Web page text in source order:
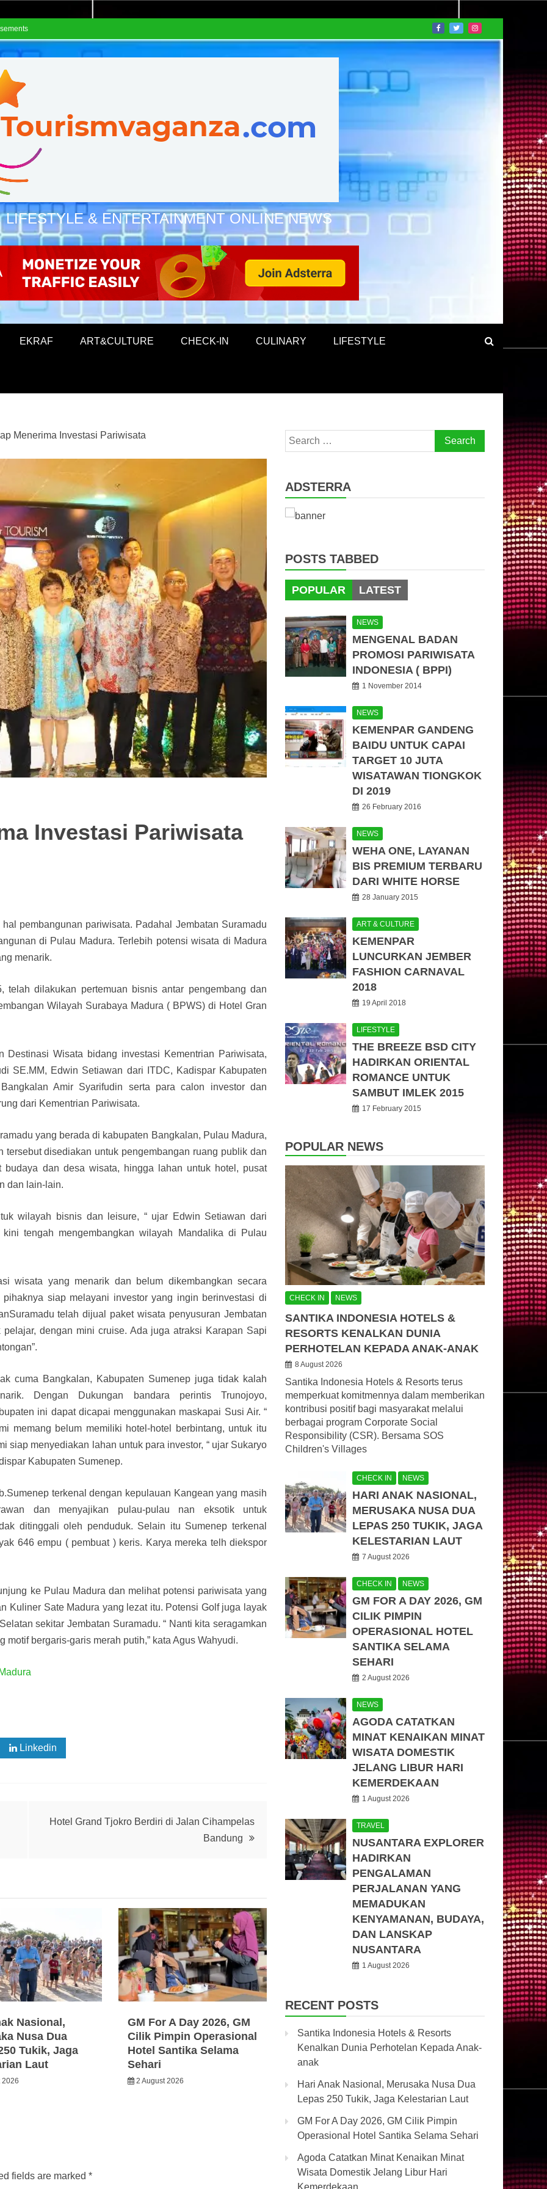
LIFESTYLE & ENTERTAINMENT ONLINE NEWS
EKRAF ART&CULTURE CHECK-IN CULINARY LIFESTYLE
Menerima Investasi Pariwisata
Investasi Pariwisata
pembangunan pariwisata. Padahal Jembatan Suramadu
di Pulau Madura. Terlebih potensi wisata di Madura
menarik.
dilakukan pertemuan bisnis antar pengembang dan
Wilayah Surabaya Madura ( BPWS) di Hotel Gran
Wisata bidang investasi Kementrian Pariwisata,
SE.MM, Edwin Setiawan dari ITDC, Kadispar Kabupaten
Amir Syarifudin serta para calon investor dan
dari Kementrian Pariwisata.
yang berada di kabupaten Bangkalan, Pulau Madura,
disediakan untuk pengembangan ruang publik dan
dan desa wisata, hingga lahan untuk hotel, pusat
dan lain-lain.
wilayah bisnis dan leisure, “ ujar Edwin Setiawan dari
tengah mengembangkan wilayah Mandalika di Pulau
wisata yang menarik dan belum dikembangkan secara
siap melayani investor yang ingin berinvestasi di
telah dijual paket wisata penyusuran Jembatan
dengan mini cruise. Ada juga atraksi Karapan Sapi
cuma Bangkalan, Kabupaten Sumenep juga tidak kalah
Dengan Dukungan bandara perintis Trunojoyo,
ini dapat dicapai menggunakan maskapai Susi Air. “
memang belum memiliki hotel-hotel berbintang, untuk itu
siap menyediakan lahan untuk para investor, “ ujar Sukaryo
Kabupaten Sumenep.
terkenal dengan kepulauan Kangean yang masih
dan menyajikan pulau-pulau nan eksotik untuk
ditinggali oleh penduduk. Selain itu Sumenep terkenal
646 empu ( pembuat ) keris. Karya mereka telh diekspor
ke Pulau Madura dan melihat potensi pariwisata yang
Kuliner Sate Madura yang lezat itu. Potensi Golf juga layak
sekitar Jembatan Suramadu. “ Nanti kita seragamkan
bergaris-garis merah putih,” kata Agus Wahyudi.
Linkedin
Hotel Grand Tjokro Berdiri di Jalan Cihampelas
Bandung
Nasional,
Nusa Dua
Tukik, Jaga
Laut
2026
GM For A Day 2026, GM
Cilik Pimpin Operasional
Hotel Santika Selama
Sehari
2 August 2026
fields are marked *
Search
for:
ADSTERRA
POSTS TABBED
POPULAR LATEST
NEWS
MENGENAL BADAN
PROMOSI PARIWISATA
INDONESIA ( BPPI)
1 November 2014
NEWS
KEMENPAR GANDENG
BAIDU UNTUK CAPAI
TARGET 10 JUTA
WISATAWAN TIONGKOK
DI 2019
26 February 2016
NEWS
WEHA ONE, LAYANAN
BIS PREMIUM TERBARU
DARI WHITE HORSE
28 January 2015
ART & CULTURE
KEMENPAR
LUNCURKAN JEMBER
FASHION CARNAVAL
2018
19 April 2018
LIFESTYLE
THE BREEZE BSD CITY
HADIRKAN ORIENTAL
ROMANCE UNTUK
SAMBUT IMLEK 2015
17 February 2015
POPULAR NEWS
CHECK IN NEWS
SANTIKA INDONESIA HOTELS &
RESORTS KENALKAN DUNIA
PERHOTELAN KEPADA ANAK-ANAK
8 August 2026
Santika Indonesia Hotels & Resorts terus
memperkuat komitmennya dalam memberikan
kontribusi positif bagi masyarakat melalui
berbagai program Corporate Social
Responsibility (CSR). Bersama SOS
Children's Villages
CHECK IN NEWS
HARI ANAK NASIONAL,
MERUSAKA NUSA DUA
LEPAS 250 TUKIK, JAGA
KELESTARIAN LAUT
7 August 2026
CHECK IN NEWS
GM FOR A DAY 2026, GM
CILIK PIMPIN
OPERASIONAL HOTEL
SANTIKA SELAMA
SEHARI
2 August 2026
NEWS
AGODA CATATKAN
MINAT KENAIKAN MINAT
WISATA DOMESTIK
JELANG LIBUR HARI
KEMERDEKAAN
1 August 2026
TRAVEL
NUSANTARA EXPLORER
HADIRKAN
PENGALAMAN
PERJALANAN YANG
MEMADUKAN
KENYAMANAN, BUDAYA,
DAN LANSKAP
NUSANTARA
1 August 2026
RECENT POSTS
Santika Indonesia Hotels & Resorts
Kenalkan Dunia Perhotelan Kepada Anak-
anak
Hari Anak Nasional, Merusaka Nusa Dua
Lepas 250 Tukik, Jaga Kelestarian Laut
GM For A Day 2026, GM Cilik Pimpin
Operasional Hotel Santika Selama Sehari
Agoda Catatkan Minat Kenaikan Minat
Wisata Domestik Jelang Libur Hari